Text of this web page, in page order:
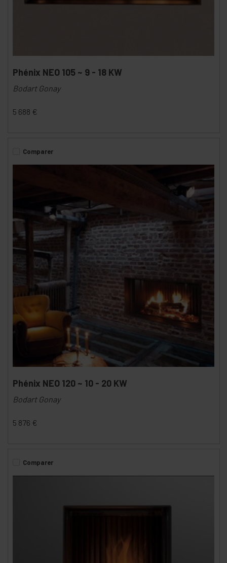
Phénix NEO 105 ~ 9 - 18 KW
Bodart Gonay
5 688 €
Comparer
Phénix NEO 120 ~ 10 - 20 KW
Bodart Gonay
5 876 €
Comparer